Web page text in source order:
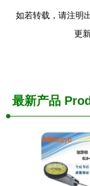
如若转载，请注明
更
最新产品